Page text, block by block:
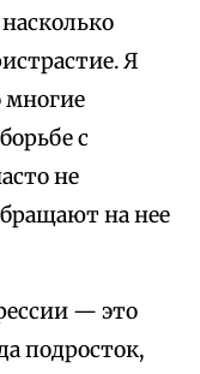
Я
многие
с
не
на нее
— это
подросток,